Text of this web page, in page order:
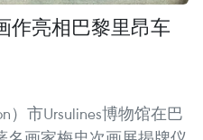
作亮相巴黎里昂车
）市Ursulines博物馆在巴